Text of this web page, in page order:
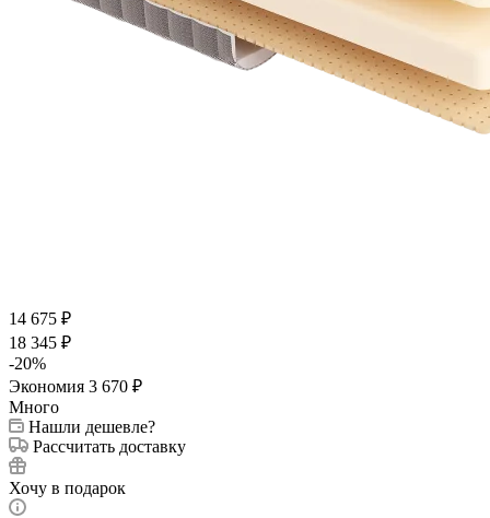
14 675 ₽
18 345 ₽
-20%
Экономия 3 670 ₽
Много
Нашли дешевле?
Рассчитать доставку
Хочу в подарок